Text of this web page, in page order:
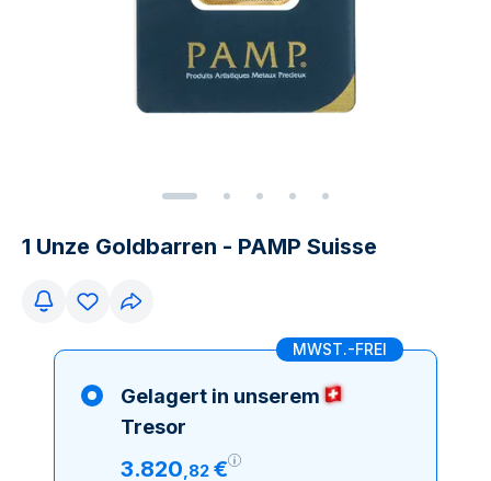
1 Unze Goldbarren - PAMP Suisse
MWST.-FREI
Gelagert in unserem
Tresor
3.820,82 €